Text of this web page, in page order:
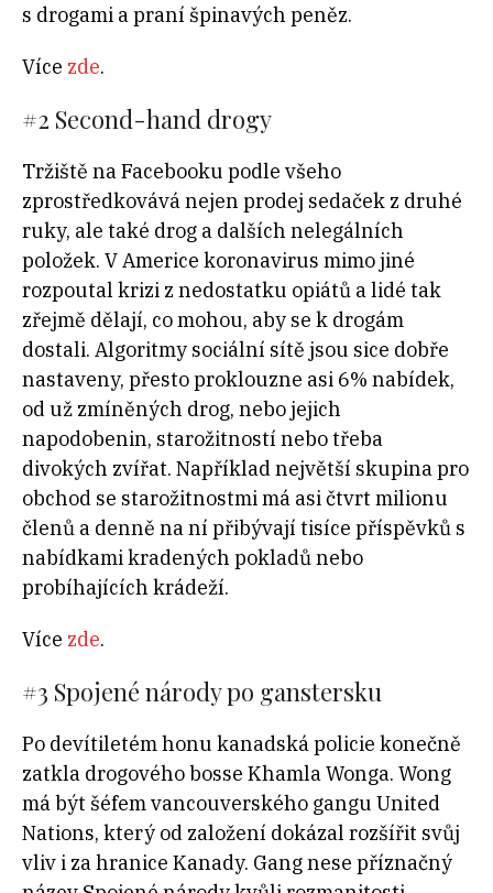
s drogami a praní špinavých peněz.
Více zde.
#2 Second-hand drogy
Tržiště na Facebooku podle všeho
zprostředkovává nejen prodej sedaček z druhé
ruky, ale také drog a dalších nelegálních
položek. V Americe koronavirus mimo jiné
rozpoutal krizi z nedostatku opiátů a lidé tak
zřejmě dělají, co mohou, aby se k drogám
dostali. Algoritmy sociální sítě jsou sice dobře
nastaveny, přesto proklouzne asi 6% nabídek,
od už zmíněných drog, nebo jejich
napodobenin, starožitností nebo třeba
divokých zvířat. Například největší skupina pro
obchod se starožitnostmi má asi čtvrt milionu
členů a denně na ní přibývají tisíce příspěvků s
nabídkami kradených pokladů nebo
probíhajících krádeží.
Více zde.
#3 Spojené národy po ganstersku
Po devítiletém honu kanadská policie konečně
zatkla drogového bosse Khamla Wonga. Wong
má být šéfem vancouverského gangu United
Nations, který od založení dokázal rozšířit svůj
vliv i za hranice Kanady. Gang nese příznačný